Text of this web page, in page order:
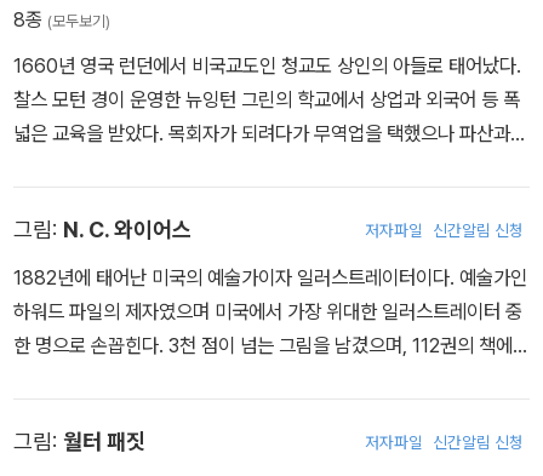
8종 (모두보기)
1660년 영국 런던에서 비국교도인 청교도 상인의 아들로 태어났다.
찰스 모턴 경이 운영한 뉴잉턴 그린의 학교에서 상업과 외국어 등 폭
넓은 교육을 받았다. 목회자가 되려다가 무역업을 택했으나 파산과
란드계 국왕에 대한 국민의 편견을 공격한 풍자 시집 《순수한 영국
인》을 발표하고, 이듬해 아이러니 기법을 이용해 비국교도이면서도
마치 국교도를 옹호하는 듯이 저술한 《비국교도를 없애는 지름길》이
라는 시사적 저작을 출간했다. 이 작품 때문에 필화를 당해 감금되기
당의 R. 할레이의 도움을 받아 출옥한 후 열성적으로 그의 일을 도왔
다. 1704년부터 주간지 《리뷰》를 간행했고, 저널리스트이자 정치가
그림: N. C. 와이어스 저자파일 신간알림 신청
1882년에 태어난 미국의 예술가이자 일러스트레이터이다. 예술가인
하워드 파일의 제자였으며 미국에서 가장 위대한 일러스트레이터 중
한 명으로 손꼽힌다. 3천 점이 넘는 그림을 남겼으며, 112권의 책에
그림: 월터 패짓 저자파일 신간알림 신청